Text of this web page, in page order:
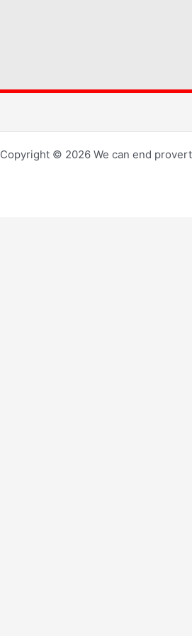
Copyright © 2026 We can end